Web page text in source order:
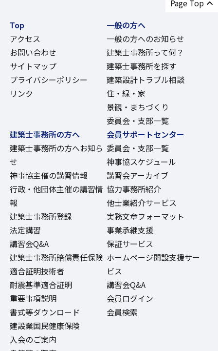
Page Top
Top
アクセス
お問い合わせ
サイトマップ
プライバシーポリシー
リンク
一般の方へ
一般の方へのお知らせ
建築士事務所って何？
建築士事務所を探す
建築設計トラブル相談
住・緑・家
景観・まちづくり
委員会・支部一覧
建築士事務所の方へ
建築士事務所の方へお知ら
せ
神事協主催の講習情報
行政・他団体主催の講習情
報
建築士事務所登録
法定講習
講習会Q&A
建築士事務所賠償責任保険
適合証明技術者
耐震基準適合証明
重要事項説明
書式等ダウンロード
建設業国民健康保険
入会のご案内
会員サポートセンター
委員会・支部一覧
神事協スケジュール
講習会アーカイブ
協力事務所紹介
他士業紹介サービス
実務文章フォーマット
事業承継支援
保証サービス
ホームページ開設支援サー
ビス
講習会Q&A
会員ログイン
会員検索